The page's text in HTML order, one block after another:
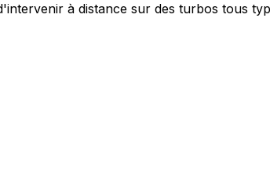
à distance sur des turbos tous